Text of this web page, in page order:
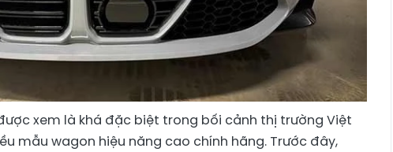
xem là khá đặc biệt trong bối cảnh thị trường Việt
mẫu wagon hiệu năng cao chính hãng. Trước đây,